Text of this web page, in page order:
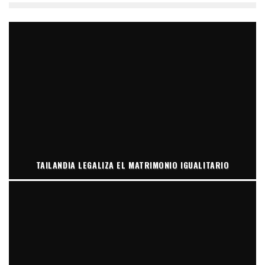
TAILANDIA LEGALIZA EL MATRIMONIO IGUALITARIO